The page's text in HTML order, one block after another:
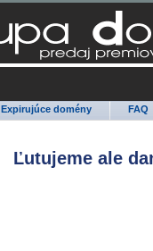
Expirujúce domény FAQ
Ľutujeme ale